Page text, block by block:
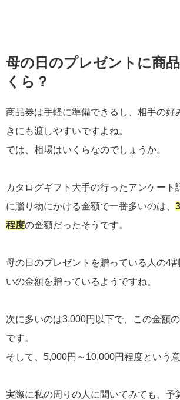
母の日のプレゼントに商
くら？
商品券は手軽に準備できるし、相手の好
きにも渡しやすいですよね。
では、相場はいくらなのでしょうか。
カタログギフト大手の行ったアンケート
に贈り物にかける金額で一番多いのは、
程度の金額だったそうです。
母の日のプレゼントを贈っている人の4
いの金額を贈っているようですね。
次に多いのは3,000円以下で、この金額
です。
そして、5,000円～10,000円程度という
実際に私の周りの人に聞いてみても、予